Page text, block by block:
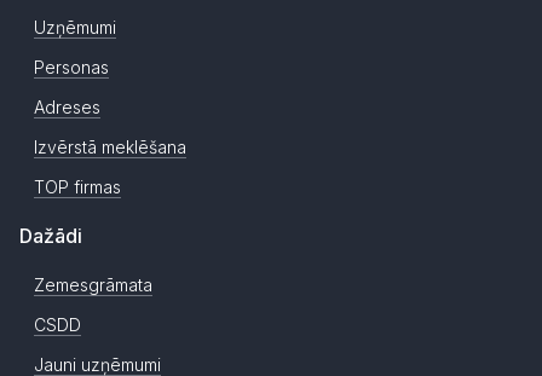
Uzņēmumi
Personas
Adreses
Izvērstā meklēšana
TOP firmas
Dažādi
Zemesgrāmata
CSDD
Jauni uzņēmumi